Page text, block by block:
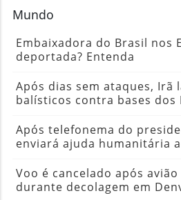
Mundo
Embaixadora do Brasil nos
deportada? Entenda
Após dias sem ataques, Irã
balísticos contra bases dos
Após telefonema do
enviará ajuda humanitária
Voo é cancelado após
durante decolagem em